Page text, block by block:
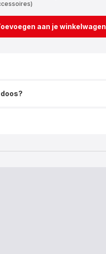
aan je winkelwagen